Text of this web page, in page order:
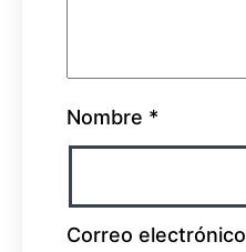
Nombre *
Correo electrónico